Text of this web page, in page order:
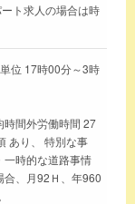
ト求人の場合は時
位 17時00分～3時
時間外労働時間 27
あり、 特別な事
一時的な道路事情
合、月92Ｈ、年960